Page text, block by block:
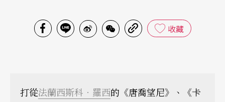
收藏
打從法蘭西斯科‧羅西的《唐喬望尼》、《卡